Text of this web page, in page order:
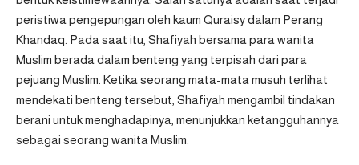
peristiwa pengepungan oleh kaum Quraisy dalam Perang
Khandaq. Pada saat itu, Shafiyah bersama para wanita
Muslim berada dalam benteng yang terpisah dari para
pejuang Muslim. Ketika seorang mata-mata musuh terlihat
mendekati benteng tersebut, Shafiyah mengambil tindakan
berani untuk menghadapinya, menunjukkan ketangguhannya
sebagai seorang wanita Muslim.